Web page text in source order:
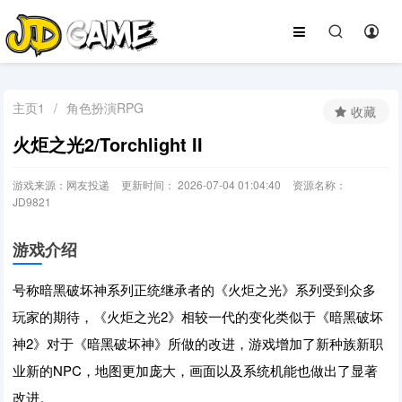
主页1 / 角色扮演RPG
火炬之光2/Torchlight II
游戏来源：网友投递 更新时间： 2026-07-04 01:04:40
资源名称：
JD9821
收藏
游戏介绍
号称暗黑破坏神系列正统继承者的《火炬之光》系列受到众多
玩家的期待，《火炬之光2》相较一代的变化类似于《暗黑破坏
神2》对于《暗黑破坏神》所做的改进，游戏增加了新种族新职
业新的NPC，地图更加庞大，画面以及系统机能也做出了显著
改进。